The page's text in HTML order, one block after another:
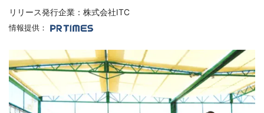
リリース発行企業：株式会社ITC
情報提供：